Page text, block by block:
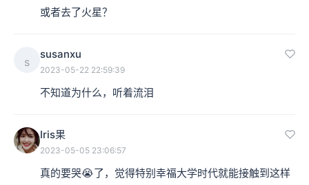
或者去了火星？
s
susanxu
2023-05-22 22:59:39
不知道为什么，听着流泪
Iris果
2023-05-05 23:06:57
真的要哭😭了，觉得特别幸福大学时代就能接触到这样